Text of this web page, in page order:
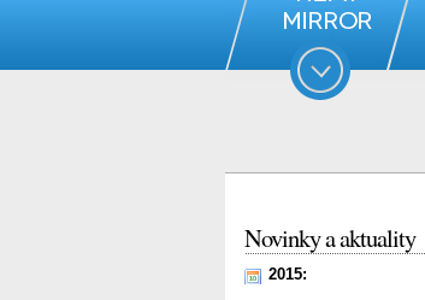
Novinky a aktuality
2015: